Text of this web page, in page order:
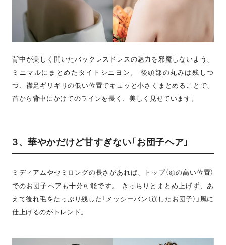
背中が美しく開いたバックレスドレスの魅力を邪魔しないよう、
ミニマルにまとめたタイトシニヨン。 後頭部の丸みは残しつ
つ、襟足ギリギリの低い位置でキュッと小さくまとめることで、
首から背中にかけてのラインを長く、美しく見せています。
3、華やかだけど甘すぎない「お団子ヘア」
ミディアムやセミロングの長さがあれば、トップ（頭の高い位置）
でのお団子ヘアも十分可能です。 きっちりとまとめ上げず、あ
えて後れ毛をたっぷり残した「メッシーバン（崩したお団子）」風に
仕上げるのがトレンド。